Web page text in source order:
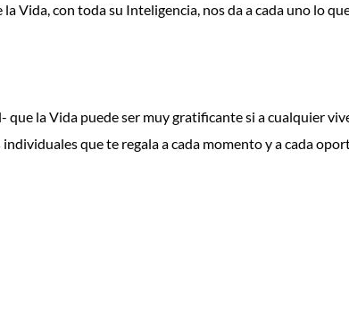
Vida, con toda su Inteligencia, nos da a cada uno lo
que la Vida puede ser muy gratificante si a cualquier
que te regala a cada momento y a cada